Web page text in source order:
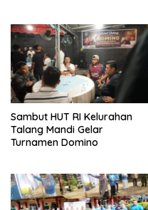
Sambut HUT RI Kelurahan
Talang Mandi Gelar
Turnamen Domino